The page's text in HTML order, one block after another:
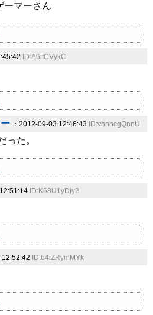
ーマーさん
ID:A6ifCVykC.
：2012-09-03 12:46:43 ID:vhnhcgQnnU
った。
ID:K68U1yDjy2
12:52:42 ID:b4iZRymMYk